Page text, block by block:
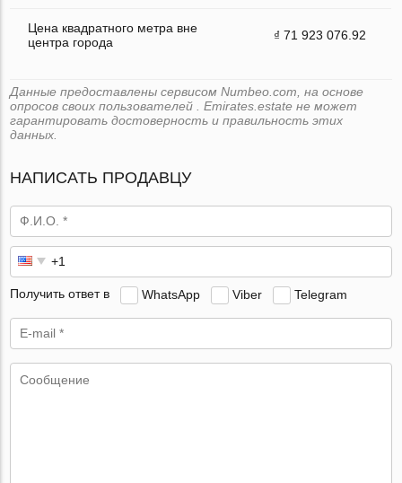
Цена квадратного метра вне
центра города
₫ 71 923 076.92
Данные предоставлены сервисом Numbeo.com, на основе
опросов своих пользователей . Emirates.estate не может
гарантировать достоверность и правильность этих
данных.
НАПИСАТЬ ПРОДАВЦУ
Получить ответ в WhatsApp Viber Telegram